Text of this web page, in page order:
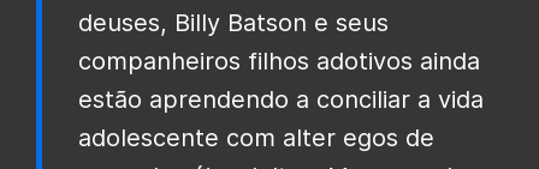
deuses, Billy Batson e seus
companheiros filhos adotivos ainda
estão aprendendo a conciliar a vida
adolescente com alter egos de